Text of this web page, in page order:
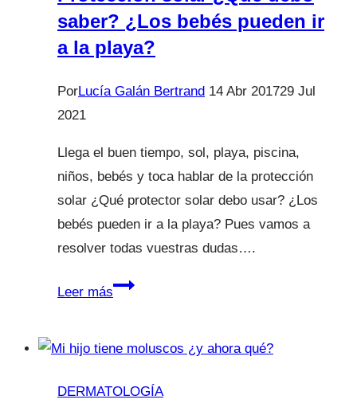
saber? ¿Los bebés pueden ir
a la playa?
PorLucía Galán Bertrand 14 Abr 201729 Jul
2021
Llega el buen tiempo, sol, playa, piscina,
niños, bebés y toca hablar de la protección
solar ¿Qué protector solar debo usar? ¿Los
bebés pueden ir a la playa? Pues vamos a
resolver todas vuestras dudas….
Leer másProtección
debo
saber?
DERMATOLOGÍA